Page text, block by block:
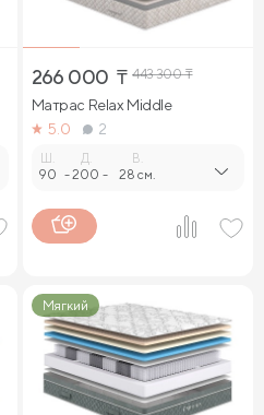
266 000 ₸ 443 300₸
Матрас Relax Middle
5.0
2
90 -
Д.
200 -
В.
28 см.
Мягкий